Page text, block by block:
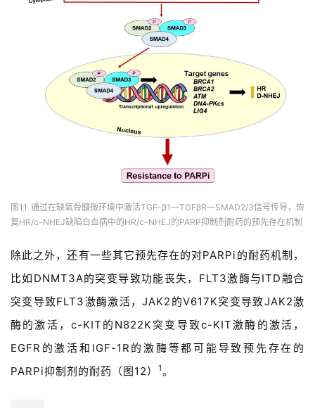
图11. 通过在缺氧骨髓微环境中激活TGF-β1—TGFβR—SMAD2/3信号传导，恢
复HR/c-NHEJ缺陷白血病中的HR/c-NHEJ的PARP抑制剂耐药的预先存在机制
除此之外，还有一些其它预先存在的对PARPi的耐药机制，
比如DNMT3A的突变导致功能丧失，FLT3激酶与ITD融合
突变导致FLT3激酶激活，JAK2的V617K突变导致JAK2激
酶的激活，c-KIT的N822K突变导致c-KIT激酶的激活，
EGFR的激活和IGF-1R的激酶等都可能导致预先存在的
PARPi抑制剂的耐药（图12）
1。